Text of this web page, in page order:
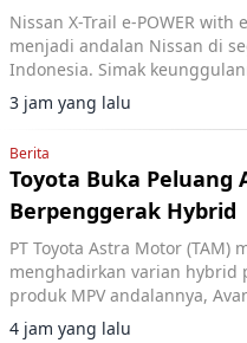
Nissan X-Trail e-POWER with
menjadi andalan Nissan di
Indonesia. Simak
3 jam yang lalu
Berita
Toyota Buka Peluang
Berpenggerak Hybrid
PT Toyota Astra Motor (TAM)
menghadirkan varian hybrid
produk MPV andalannya,
4 jam yang lalu